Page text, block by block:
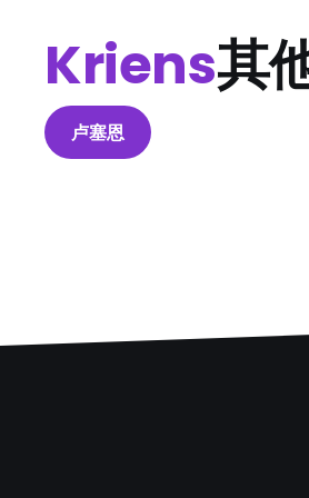
Kriens其
卢塞恩